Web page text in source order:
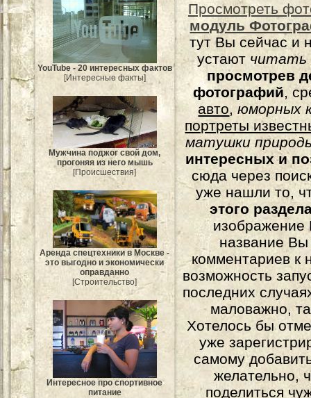
YouTube - 20 интересных фактов
[Интересные факты]
Мужчина поджог свой дом,
прогоняя из него мышь
[Происшествия]
Аренда спецтехники в Москве -
это выгодно и экономически
оправданно
[Строительство]
Интересное про спортивное
питание
Просмотреть
модуль
тут Вы сейчас и
устают читать
просмотрев
фотографий,
авто,юморных
портреты
матушки
интересных и
сюда через
уже нашли то,
этого
изображение
название
комментариев к
возможность
последних
маловажно,
Хотелось бы
уже
самому
желательно,
поделиться